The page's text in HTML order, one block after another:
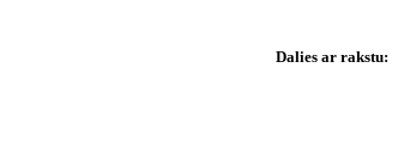
Dalies ar rakstu: